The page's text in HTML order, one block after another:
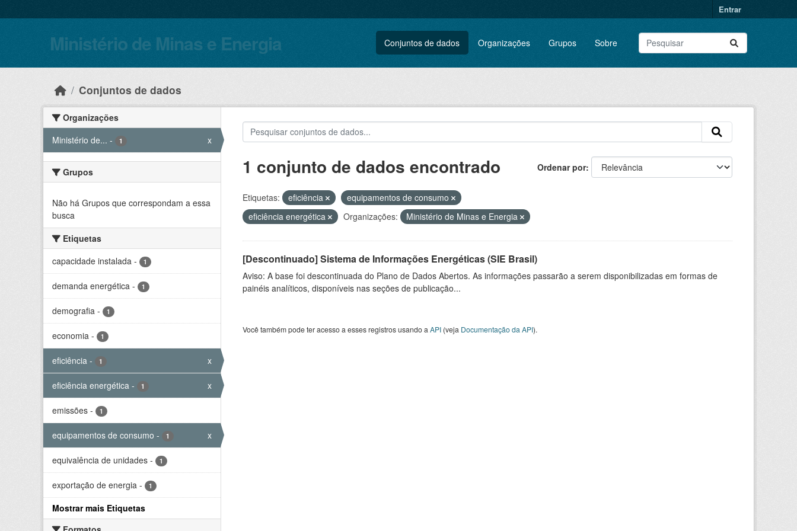
Entrar
Ministério de Minas e Energia Conjuntos de dados Organizações Grupos Sobre
Conjuntos de dados
Organizações
Ministério de... - 1 x
Grupos
Não há Grupos que correspondam a essa
busca
Etiquetas
capacidade instalada - 1
demanda energética - 1
demografia - 1
economia - 1
eficiência - 1 x
eficiência energética - 1 x
emissões - 1
equipamentos de consumo - 1 x
equivalência de unidades - 1
exportação de energia - 1
Mostrar mais Etiquetas
Ordenar por
1 conjunto de dados encontrado
Etiquetas: eficiência
equipamentos de consumo
eficiência energética
Organizações: Ministério de Minas e Energia
[Descontinuado] Sistema de Informações Energéticas (SIE Brasil)
Aviso: A base foi descontinuada do Plano de Dados Abertos. As informações passarão a serem disponibilizadas em formas de
painéis analíticos, disponíveis nas seções de publicação...
Você também pode ter acesso a esses registros usando a API(veja Documentação da API).